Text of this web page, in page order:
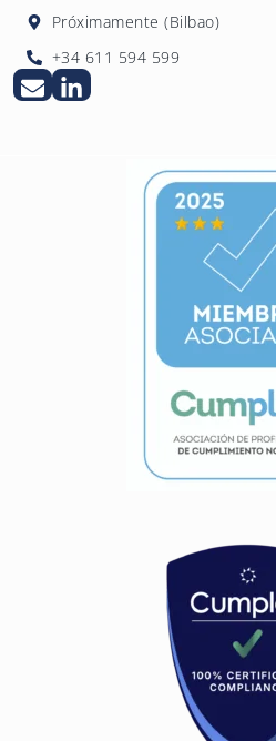
Próximamente (Bilbao)
+34 611 594 599